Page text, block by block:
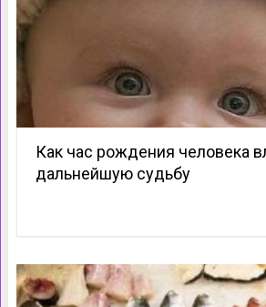
Как час рождения человека
дальнейшую судьбу